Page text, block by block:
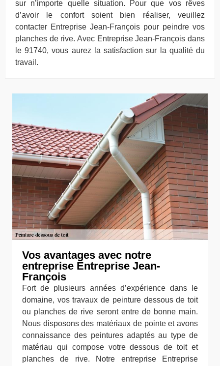
sur n’importe quelle situation. Pour que vos rêves
d’avoir le confort soient bien réaliser, veuillez
contacter Entreprise Jean-François pour peindre vos
planches de rive. Avec Entreprise Jean-François dans
le 91740, vous aurez la satisfaction sur la qualité du
travail.
Vos avantages avec notre
entreprise Entreprise Jean-
François
Fort de plusieurs années d’expérience dans le
domaine, vos travaux de peinture dessous de toit
ou planches de rive seront entre de bonne main.
Nous disposons des matériaux de pointe et avons
connaissance des peintures adaptés au type de
matériau qui compose votre dessous de toit et
planches de rive. Notre entreprise Entreprise